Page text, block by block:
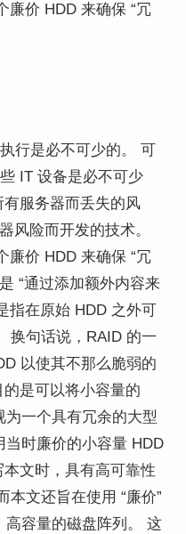
廉价 HDD 来确保 “冗
行是必不可少的。 可
IT 设备是必不可少
服务器而丢失的风
风险而开发的技术。
廉价 HDD 来确保 “冗
“通过添加额外内容来
指在原始 HDD 之外可
换句话说，RAID 的一
以使其不那么脆弱的
是可以将小容量的
为一个具有冗余的大型
当时廉价的小容量 HDD
文时，具有高可靠性
本文还旨在使用 “廉价”
高容量的磁盘阵列。 这